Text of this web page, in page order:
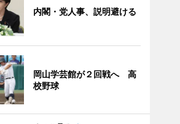
内閣・党人事、説明避ける
岡山学芸館が２回戦へ 高
校野球